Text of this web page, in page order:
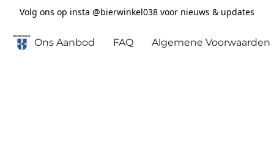
Volg ons op insta @bierwinkel038 voor nieuws & updates
Ons Aanbod FAQ Algemene Voorwaarden